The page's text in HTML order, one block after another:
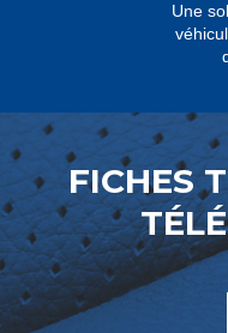
Une
FICHES